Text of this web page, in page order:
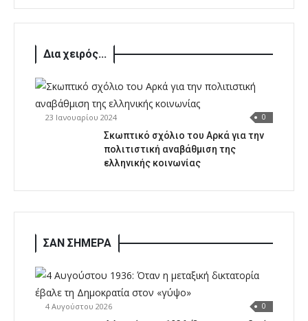
Δια χειρός...
23 Ιανουαρίου 2024 0
Σκωπτικό σχόλιο του Αρκά για την
πολιτιστική αναβάθμιση της
ελληνικής κοινωνίας
ΣΑΝ ΣΗΜΕΡΑ
4 Αυγούστου 2026 0